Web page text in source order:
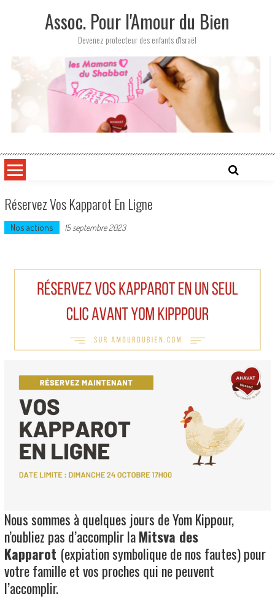
Assoc. Pour l'Amour du Bien
Devenez protecteur des enfants d'Israël
Réservez Vos Kapparot En Ligne
Nos actions 15 septembre 2023
Nous sommes à quelques jours de Yom Kippour,
n’oubliez pas d’accomplir laMitsva des
Kapparot (expiation symbolique de nos fautes) pour
votre famille et vos proches qui ne peuvent
l’accomplir.